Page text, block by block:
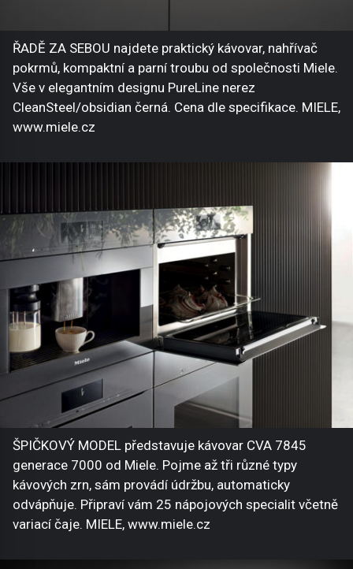
ŘADĚ ZA SEBOU najdete praktický kávovar, nahřívač
pokrmů, kompaktní a parní troubu od společnosti Miele.
Vše v elegantním designu PureLine nerez
CleanSteel/obsidian černá. Cena dle specifikace. MIELE,
www.miele.cz
ŠPIČKOVÝ MODEL představuje kávovar CVA 7845
generace 7000 od Miele. Pojme až tři různé typy
kávových zrn, sám provádí údržbu, automaticky
odvápňuje. Připraví vám 25 nápojových specialit včetně
variací čaje. MIELE, www.miele.cz